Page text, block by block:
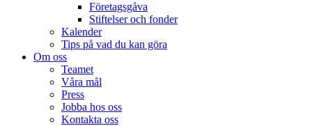
Företagsgåva
Stiftelser och fonder
Kalender
Tips på vad du kan göra
Om oss
Teamet
Våra mål​
Press
Jobba hos oss
Kontakta oss